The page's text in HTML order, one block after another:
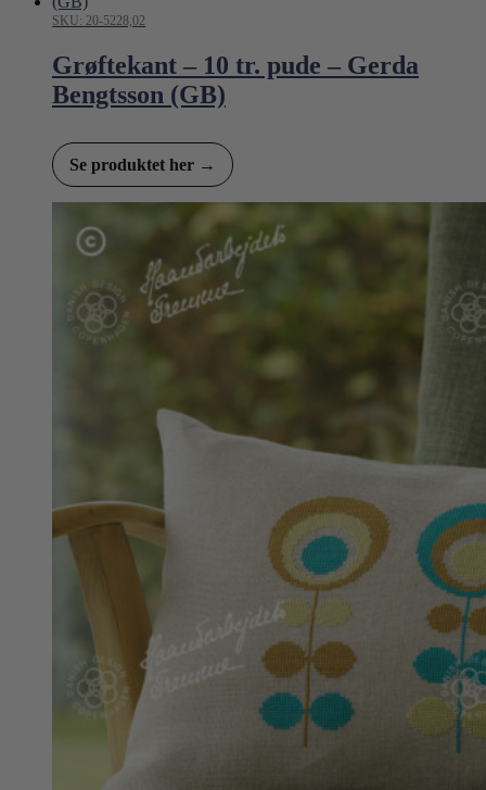
SKU: 20-5228,02
Grøftekant – 10 tr. pude – Gerda
Bengtsson (GB)
Se produktet her →